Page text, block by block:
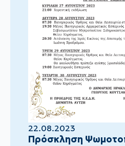
22.08.2023
Πρόσκληση